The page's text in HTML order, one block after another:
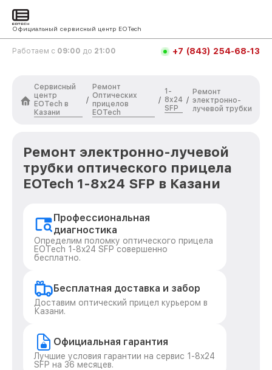
Официальный сервисный центр EOTech
Работаем с 09:00 до 21:00 +7 (843) 254-68-13
Сервисный
центр
EOTech в
Казани
/
Ремонт
Оптических
прицелов
EOTech
/
1-
8x24
SFP
/
Ремонт
электронно-
лучевой трубки
Ремонт электронно-лучевой
трубки оптического прицела
EOTech 1-8x24 SFP в Казани
Профессиональная
диагностика
Определим поломку оптического прицела
EOTech 1-8x24 SFP совершенно
бесплатно.
Бесплатная доставка и забор
Доставим оптический прицел курьером в
Казани.
Официальная гарантия
Лучшие условия гарантии на сервис 1-8x24
SFP на 36 месяцев.